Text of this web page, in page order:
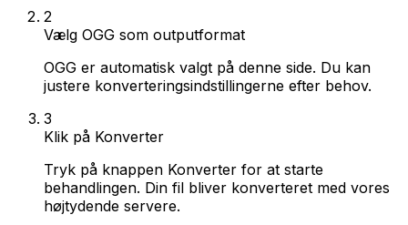
2
Vælg OGG som outputformat
OGG er automatisk valgt på denne side. Du kan
justere konverteringsindstillingerne efter behov.
3
Klik på Konverter
Tryk på knappen Konverter for at starte
behandlingen. Din fil bliver konverteret med vores
højtydende servere.